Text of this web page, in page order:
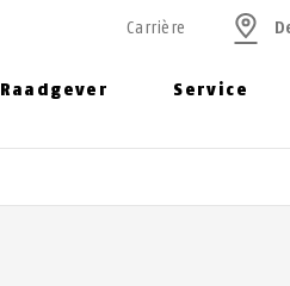
Raadgever Service
Carrière